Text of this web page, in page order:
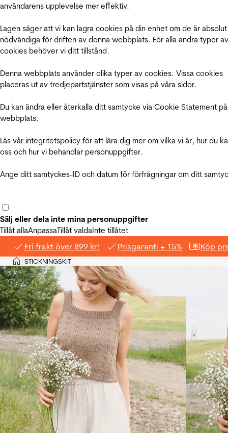
användarens upplevelse mer effektiv.
Lagen säger att vi kan lagra cookies på din enhet om de är absolut
nödvändiga för driften av denna webbplats. För alla andra typer av
cookies behöver vi ditt tillstånd.
Denna webbplats använder olika typer av cookies. Vissa cookies
placeras ut av tredjepartstjänster som visas på våra sidor.
Du kan ändra eller återkalla ditt samtycke via Cookie Statement
webbplats.
Läs vår integritetspolicy för att lära dig mer om vilka vi är, hur du
oss och hur vi behandlar personuppgifter.
Ange ditt samtyckes-ID och datum för förfrågningar om ditt
Sälj eller dela inte mina personuppgifter
Tillåt allaAnpassaTillåt valdaInte tillåtet
Fri frakt över 899 kr! Prisgaranti + 15% Köp
Hem
>STICKNINGSKIT